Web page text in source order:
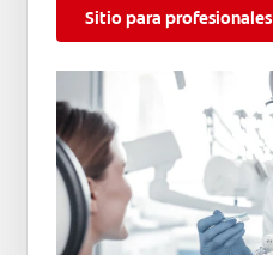
Sitio para profesionales